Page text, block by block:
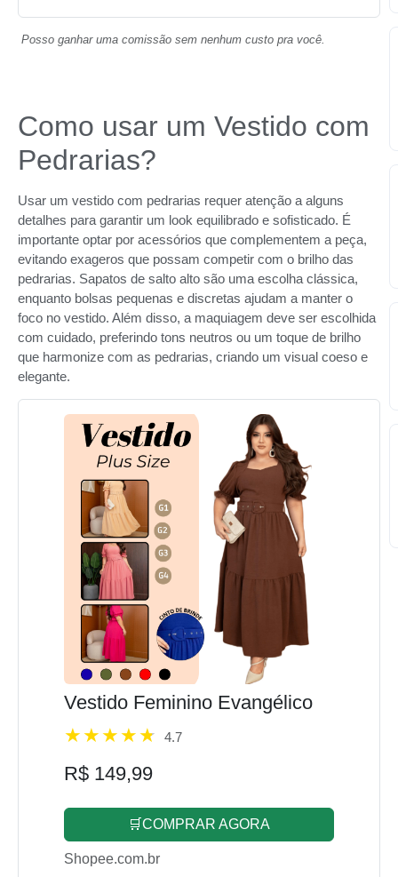
Posso ganhar uma comissão sem nenhum custo pra você.
Como usar um Vestido com
Pedrarias?
Usar um vestido com pedrarias requer atenção a alguns
detalhes para garantir um look equilibrado e sofisticado. É
importante optar por acessórios que complementem a peça,
evitando exageros que possam competir com o brilho das
pedrarias. Sapatos de salto alto são uma escolha clássica,
enquanto bolsas pequenas e discretas ajudam a manter o
foco no vestido. Além disso, a maquiagem deve ser escolhida
com cuidado, preferindo tons neutros ou um toque de brilho
que harmonize com as pedrarias, criando um visual coeso e
elegante.
Vestido Feminino Evangélico
4.7
R$ 149,99
🛒COMPRAR AGORA
Shopee.com.br